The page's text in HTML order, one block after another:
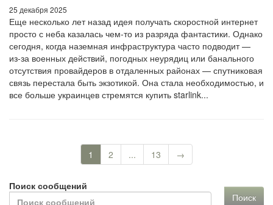
25 декабря 2025
Еще несколько лет назад идея получать скоростной интернет
просто с неба казалась чем-то из разряда фантастики. Однако
сегодня, когда наземная инфраструктура часто подводит —
из-за военных действий, погодных неурядиц или банального
отсутствия провайдеров в отдаленных районах — спутниковая
связь перестала быть экзотикой. Она стала необходимостью, и
все больше украинцев стремятся купить starlink...
1 2 ... 13 →
Поиск сообщений
Поиск